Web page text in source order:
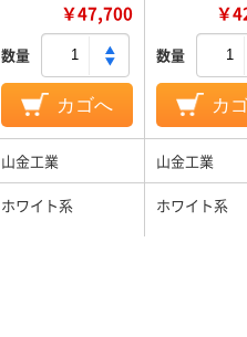
￥47,700
数量
カゴへ
￥
数量
カ
山金工業 山金工業
ホワイト系 ホワイト系